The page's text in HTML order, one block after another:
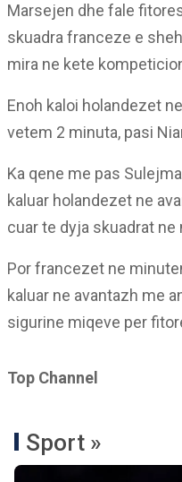
Marsejen dhe fale
skuadra franceze e
mira ne kete
Enoh kaloi holandezet
vetem 2 minuta, pasi
Ka qene me pas
kaluar holandezet ne
cuar te dyja skuadrat
Por francezet ne
kaluar ne avantazh me
sigurine miqeve per
Top Channel
Sport »